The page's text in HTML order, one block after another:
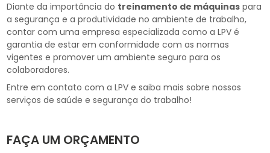
Diante da importância do treinamento de máquinas para
a segurança e a produtividade no ambiente de trabalho,
contar com uma empresa especializada como a LPV é
garantia de estar em conformidade com as normas
vigentes e promover um ambiente seguro para os
colaboradores.
Entre em contato com a LPV e saiba mais sobre nossos
serviços de saúde e segurança do trabalho!
FAÇA UM ORÇAMENTO